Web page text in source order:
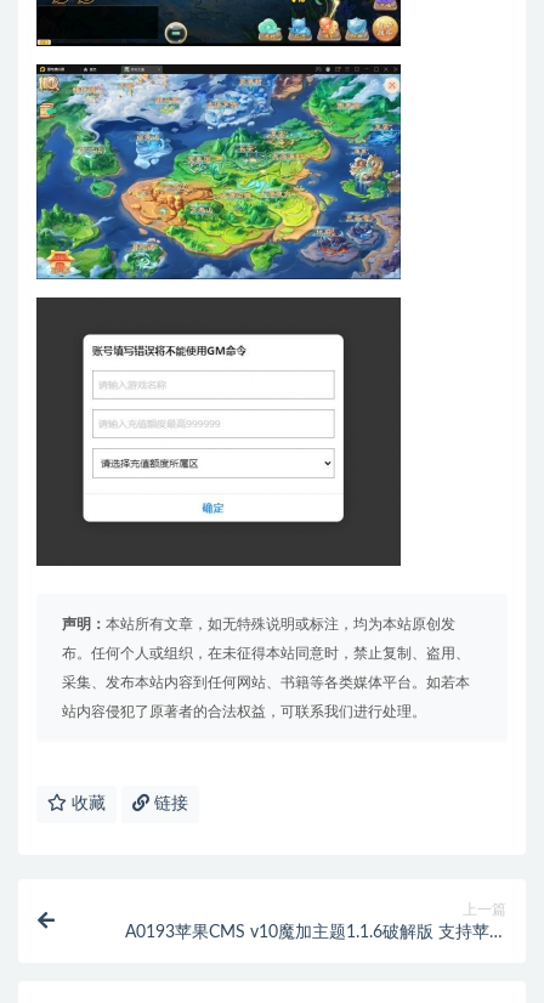
声明： 本站所有文章，如无特殊说明或标注，均为本站原创发
布。任何个人或组织，在未征得本站同意时，禁止复制、盗用、
采集、发布本站内容到任何网站、书籍等各类媒体平台。如若本
站内容侵犯了原著者的合法权益，可联系我们进行处理。
收藏 链接
上一篇
A0193苹果CMS v10魔加主题1.1.6破解版 支持苹果